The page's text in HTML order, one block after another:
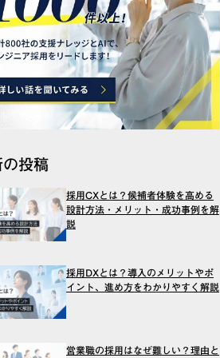
の投稿
採用CXとは？候補者体験を高める
設計方法・メリット・成功事例を解
説
採用DXとは？導入のメリットやポ
イント、進め方をわかりやすく解説
営業職の採用はなぜ難しい？理由と